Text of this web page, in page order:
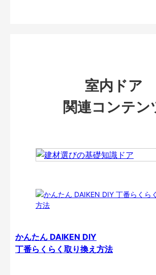
室内ドア
関連コンテン
かんたん DAIKEN DIY
丁番らくらく取り換え方法